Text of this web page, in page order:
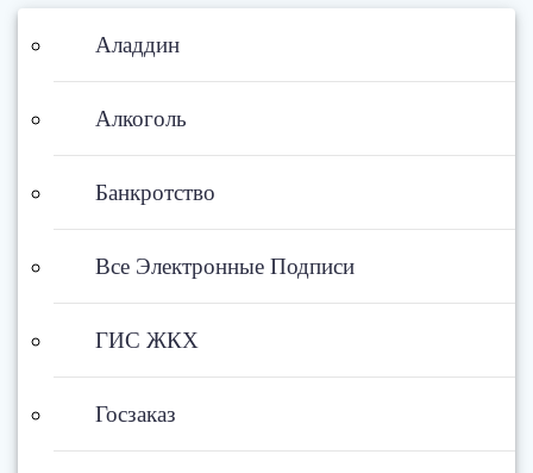
Аладдин
Алкоголь
Банкротство
Все Электронные Подписи
ГИС ЖКХ
Госзаказ